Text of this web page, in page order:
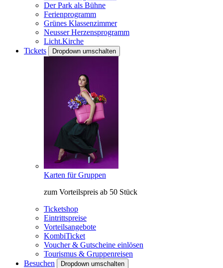
Der Park als Bühne
Ferienprogramm
Grünes Klassenzimmer
Neusser Herzensprogramm
Licht.Kirche
Tickets
Dropdown umschalten
Karten für Gruppen
zum Vorteilspreis ab 50 Stück
Ticketshop
Eintrittspreise
Vorteilsangebote
KombiTicket
Voucher & Gutscheine einlösen
Tourismus & Gruppenreisen
Besuchen
Dropdown umschalten